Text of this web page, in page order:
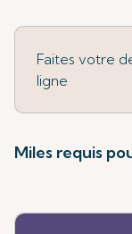
Faites votre
ligne
Miles requis